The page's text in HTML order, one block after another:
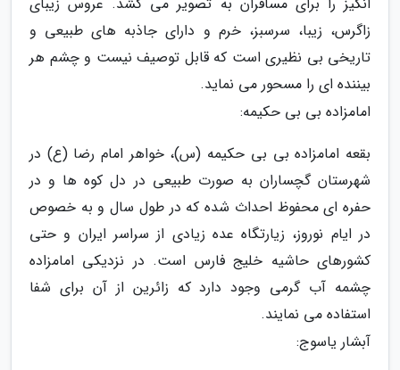
زاگرس، زیبا، سرسبز، خرم و دارای جاذبه های طبیعی و
تاریخی بی نظیری است که قابل توصیف نیست و چشم هر
بیننده ای را مسحور می نماید.
امامزاده بی بی حکیمه:
بقعه امامزاده بی بی حکیمه (س)، خواهر امام رضا (ع) در
شهرستان گچساران به صورت طبیعی در دل کوه ها و در
حفره ای محفوظ احداث شده که در طول سال و به خصوص
در ایام نوروز، زیارتگاه عده زیادی از سراسر ایران و حتی
کشورهای حاشیه خلیج فارس است. در نزدیکی امامزاده
چشمه آب گرمی وجود دارد که زائرین از آن برای شفا
استفاده می نمایند.
آبشار یاسوج: